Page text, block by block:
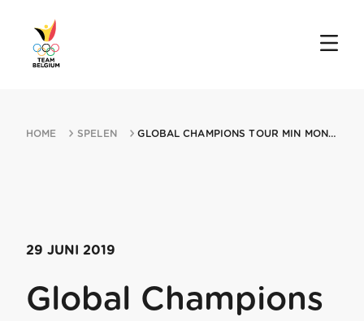
HOME SPELEN GLOBAL CHAMPIONS TOUR MIN MONACO 29062019 MONTE CARLO
29 JUNI 2019
Global Champions